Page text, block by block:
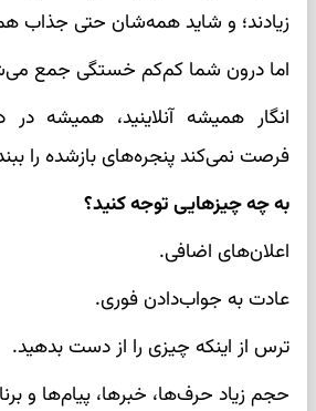
زیادند؛ و شاید همه‌شان حتی جذاب
اما درون شما کم‌کم خستگی جمع
انگار همیشه آنلاینید، همیشه
فرصت نمی‌کند پنجره‌های بازشده را
به چه چیزهایی توجه کنید؟
اعلان‌های اضافی.
عادت به جواب‌دادن فوری.
ترس از اینکه چیزی را از دست بدهید.
حجم زیاد حرف‌ها، خبرها، پیام‌ها و